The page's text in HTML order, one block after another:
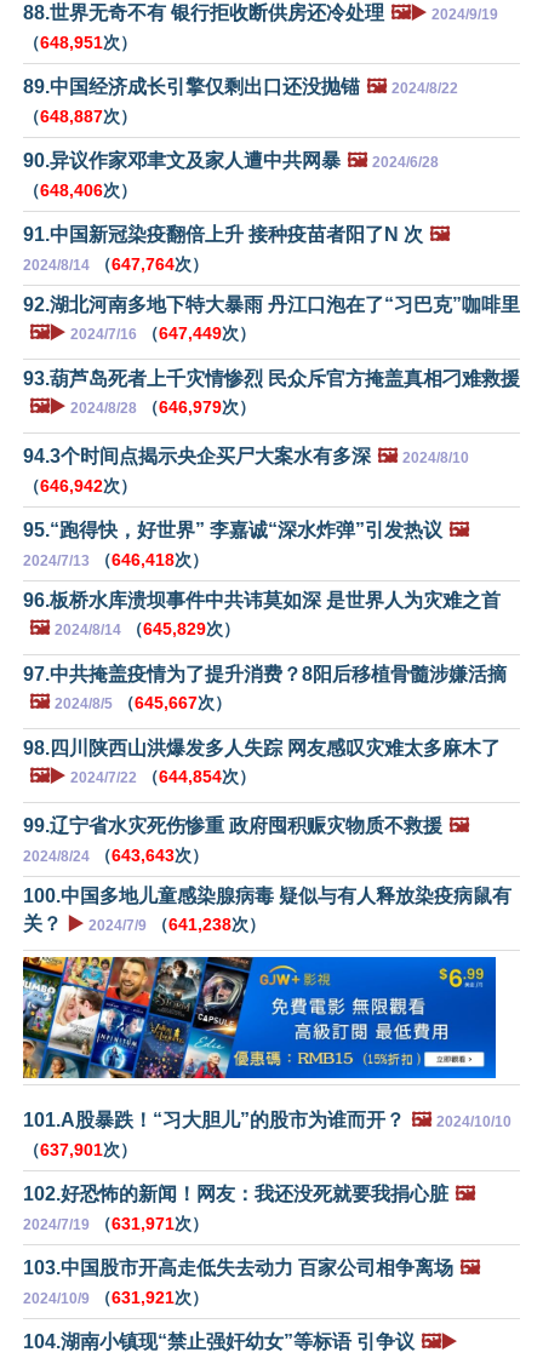
88.世界无奇不有 银行拒收断供房还冷处理 🖼️▶️ 2024/9/19
（648,951次）
89.中国经济成长引擎仅剩出口还没抛锚 🖼️ 2024/8/22
（648,887次）
90.异议作家邓聿文及家人遭中共网暴 🖼️ 2024/6/28
（648,406次）
91.中国新冠染疫翻倍上升 接种疫苗者阳了N 次 🖼️
2024/8/14 （647,764次）
92.湖北河南多地下特大暴雨 丹江口泡在了“习巴克”咖啡里
🖼️▶️ 2024/7/16 （647,449次）
93.葫芦岛死者上千灾情惨烈 民众斥官方掩盖真相刁难救援
🖼️▶️ 2024/8/28 （646,979次）
94.3个时间点揭示央企买尸大案水有多深 🖼️ 2024/8/10
（646,942次）
95.“跑得快，好世界” 李嘉诚“深水炸弹”引发热议 🖼️
2024/7/13 （646,418次）
96.板桥水库溃坝事件中共讳莫如深 是世界人为灾难之首
🖼️ 2024/8/14 （645,829次）
97.中共掩盖疫情为了提升消费？8阳后移植骨髓涉嫌活摘
🖼️ 2024/8/5 （645,667次）
98.四川陕西山洪爆发多人失踪 网友感叹灾难太多麻木了
🖼️▶️ 2024/7/22 （644,854次）
99.辽宁省水灾死伤惨重 政府囤积赈灾物质不救援 🖼️
2024/8/24 （643,643次）
100.中国多地儿童感染腺病毒 疑似与有人释放染疫病鼠有
关？
▶️ 2024/7/9 （641,238次）
101.A股暴跌！“习大胆儿”的股市为谁而开？ 🖼️ 2024/10/10
（637,901次）
102.好恐怖的新闻！网友：我还没死就要我捐心脏 🖼️
2024/7/19 （631,971次）
103.中国股市开高走低失去动力 百家公司相争离场 🖼️
2024/10/9 （631,921次）
104.湖南小镇现“禁止强奸幼女”等标语 引争议 🖼️▶️